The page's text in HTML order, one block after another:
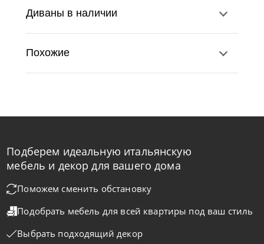
от
-40% до 08.31
Nicolettihome
На заказ 45-90 дн +2 в наличии
+280 +100
Диваны в наличии
Похожие
Подберем идеальную итальянскую
мебель и декор для вашего дома
Поможем сменить обстановку
Подобрать мебель для всей квартиры под ваш стиль
Выбрать подходящий декор